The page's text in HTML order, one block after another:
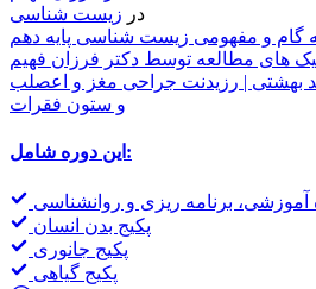
در زیست شناسی
گام و مفهومی زیست شناسی پایه دهم
های مطالعه توسط دکتر فرزان فهیم
بهشتی | رزیدنت جراحی مغز و اعصلب
و ستون فقرات
این دوره شامل:
برنامه ریزی و روانشناسی
پکیج بدن انسان
پکیج جانوری
پکیج گیاهی